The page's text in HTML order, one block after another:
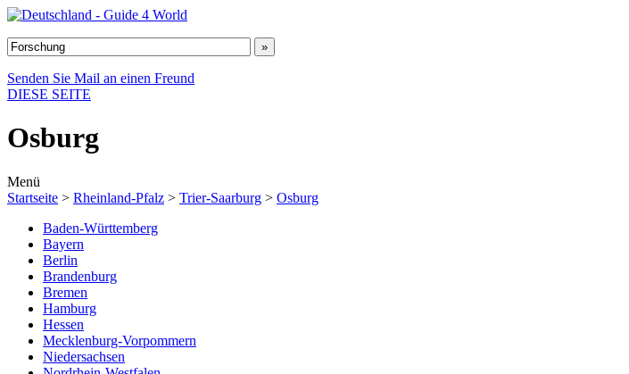
Senden Sie Mail an einen Freund
DIESE SEITE
Osburg
Menü
Startseite > Rheinland-Pfalz > Trier-Saarburg > Osburg
Baden-Württemberg
Bayern
Berlin
Brandenburg
Bremen
Hamburg
Hessen
Mecklenburg-Vorpommern
Niedersachsen